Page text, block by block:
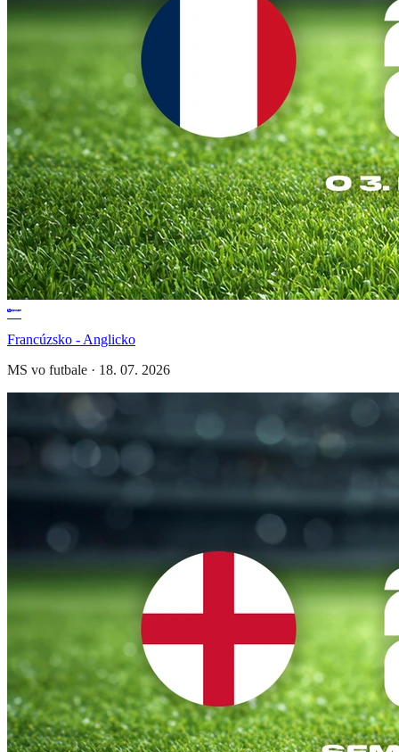
Francúzsko - Anglicko
MS vo futbale · 18. 07. 2026